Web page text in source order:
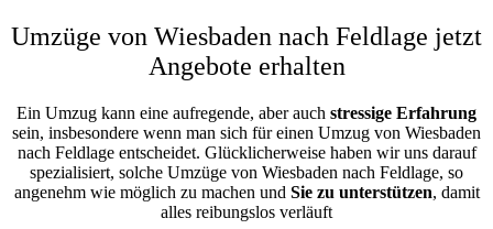
Umzüge von Wiesbaden nach Feldlage jetzt
Angebote erhalten
Ein Umzug kann eine aufregende, aber auch stressige Erfahrung
sein, insbesondere wenn man sich für einen Umzug von Wiesbaden
nach Feldlage entscheidet. Glücklicherweise haben wir uns darauf
spezialisiert, solche Umzüge von Wiesbaden nach Feldlage, so
angenehm wie möglich zu machen und Sie zu unterstützen, damit
alles reibungslos verläuft